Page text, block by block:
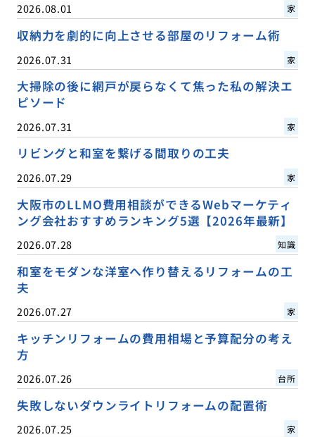
2026.08.01 家
収納力を劇的に向上させる部屋のリフォーム術
2026.07.31 家
大掃除の後に網戸が戻らなくて焦った私の解決エ
ピソード
2026.07.31 家
リビングと和室を繋げる間取りの工夫
2026.07.29 家
大阪市のLLMO費用相談ができるWebマーケティ
ング会社おすすめランキング5選【2026年最新】
2026.07.28 知識
和室をモダンな洋室へ作り替えるリフォームの工
夫
2026.07.27 家
キッチンリフォームの費用相場と予算配分の考え
方
2026.07.26 台所
失敗しないダウンライトリフォームの配置術
2026.07.25 家